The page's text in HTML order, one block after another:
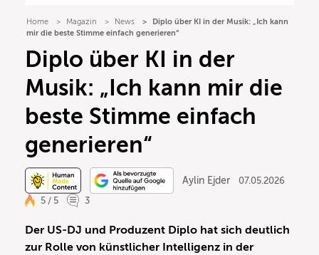
Home Magazin News
Diplo über KI in der Musik: „Ich kann
mir die beste Stimme einfach generieren“
Diplo über KI in der
Musik: „Ich kann mir die
beste Stimme einfach
generieren“
Aylin Ejder
07.05.2026
5 / 5
3
Der US-DJ und Produzent Diplo hat sich deutlich
zur Rolle von künstlicher Intelligenz in der